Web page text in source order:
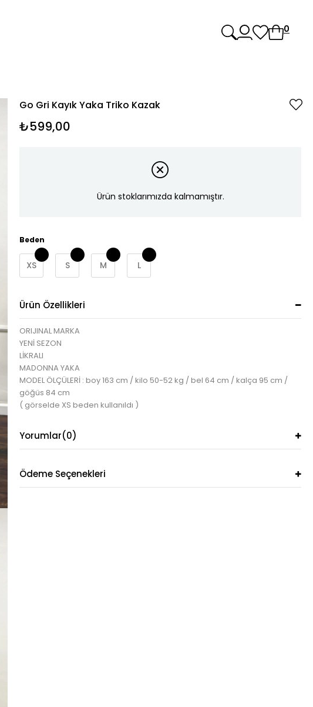
0
Go Gri Kayık Yaka Triko Kazak
₺599,00
Ürün stoklarımızda kalmamıştır.
Beden
XS S M L
Ürün Özellikleri
ORIJINAL MARKA
YENİ SEZON
LİKRALI
MADONNA YAKA
MODEL ÖLÇÜLERİ : boy 163 cm / kilo 50-52 kg / bel 64 cm / kalça 95 cm /
göğüs 84 cm
( görselde XS beden kullanıldı )
Yorumlar(0)
Ödeme Seçenekleri